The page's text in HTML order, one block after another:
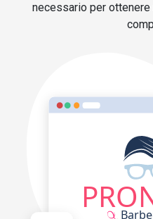
necessario per ottenere